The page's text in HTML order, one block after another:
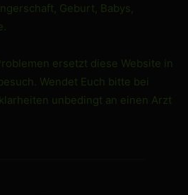
Geburt, Babys,
ersetzt diese Website in
Wendet Euch bitte bei
unbedingt an einen Arzt